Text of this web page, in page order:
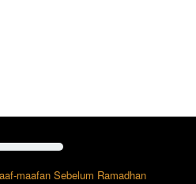
maafan Sebelum Ramadhan